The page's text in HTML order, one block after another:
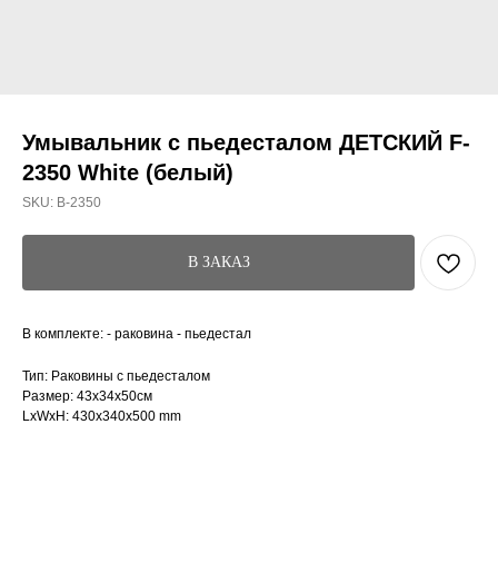
Умывальник с пьедесталом ДЕТСКИЙ F-
2350 White (белый)
SKU: B-2350
В ЗАКАЗ
В комплекте: - раковина - пьедестал
Тип: Раковины с пьедесталом
Размер: 43x34x50см
LxWxH: 430x340x500 mm